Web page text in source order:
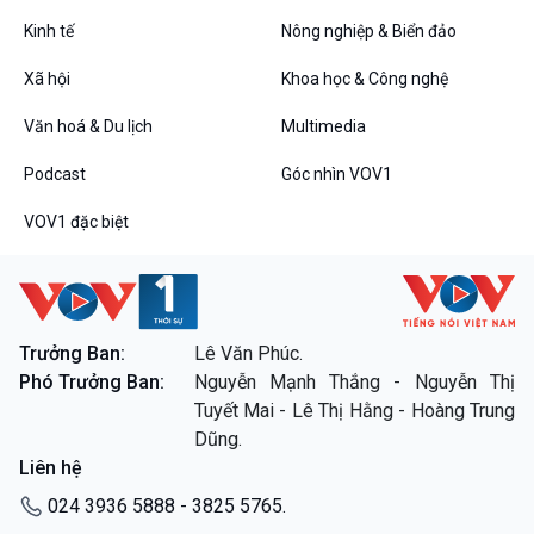
360 độ Sức khỏe
Tài nguyên và Môi trường
Chuyên gia của bạn
Xã hội chuyển động
Bước chân đến trường
Kết nối công nghệ
khí hậu
Văn hoá & Du lịch
Chát với người nổi tiếng
Câu chuyện Thể thao
Podcast
Góc nhìn VOV1
Bình luận
Kinh tế Nông nghiệp & Biển đảo
Xã hội Khoa học & Công nghệ
Văn hoá & Du lịch Multimedia
Podcast Góc nhìn VOV1
VOV1 đặc biệt
Trưởng Ban:
Lê Văn Phúc.
Phó Trưởng Ban:
Nguyễn Mạnh Thắng - Nguyễn Thị
Tuyết Mai - Lê Thị Hằng - Hoàng Trung
Dũng.
Liên hệ
024 3936 5888 - 3825 5765.